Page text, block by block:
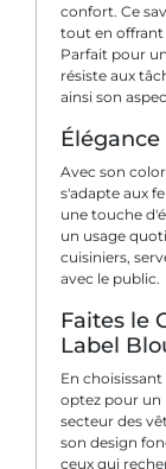
confort. Ce
tout en offrant
Parfait pour
résiste aux
ainsi son
Avec son
s'adapte aux
une touche
un usage
cuisiniers,
avec le public.
Faites le
Label
En
optez pour un
secteur des
son design
ceux qui